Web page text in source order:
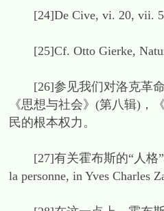
[24]De Cive, vi. 20, vii. 5,
[25]Cf. Otto Gierke,
[26]参见我们对洛克革命
《思想与社会》(第八辑)，
民的根本权力。
[27]有关霍布斯的“人格”
la personne, in Yves Charles